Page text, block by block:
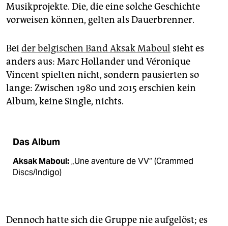
Musikprojekte. Die, die eine solche Geschichte
vorweisen können, gelten als Dauerbrenner.
Beider belgischen Band Aksak Maboul sieht es
anders aus: Marc Hollander und Véronique
Vincent spielten nicht, sondern pausierten so
lange: Zwischen 1980 und 2015 erschien kein
Album, keine Single, nichts.
Das Album
Aksak Maboul:„Une aventure de VV“ (Crammed
Discs/Indigo)
Dennoch hatte sich die Gruppe nie aufgelöst; es